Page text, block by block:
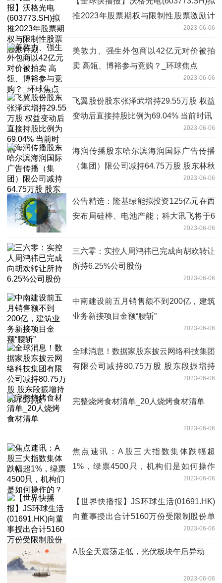
推2023年股票期权与限制性股票激励计
2023-06-06
美敦力、强生外包商以42亿元对价被拍
卖 高瓴、博裕参与竞购？_环球焦点
2023-06-06
飞翼股份股东张泽武增持29.55万股 权益
变动后直接持股比例为69.04% 当前时讯
2023-06-06
海润传播股东哈尔滨海润国际广告传播
（集团）限公司减持64.75万股 股东林秋
2023-06-06
公告精选：隆基绿能拟投资125亿元在西
安布局硅棒、电池产能；科大讯飞将于6
月9日发布“讯飞星火认知大模型”V1.5 世
界聚焦
2023-06-06
三六零：实控人周鸿祎已完成向胡欢转让
所持6.25%公司股份
2023-06-06
中南建设前五月销售额不到200亿，建筑
业务新接项目金额“腰斩”
2023-06-06
全球消息！数据家股东披云网络科技集团
有限公司减持80.75万股 股东段振增持
2023-06-06
完整烧烤食材清单_20人烧烤食材清单
2023-06-06
焦点速讯：A股三大指数集体跌幅超
1%，绿票4500只，机构们是如何操作
2023-06-06
【世界快播报】JS环球生活(01691.HK)
向董事授出合计5160万份受限制股份单
2023-06-06
A股全天震荡走低，光伏板块午后异动
2023-06-06